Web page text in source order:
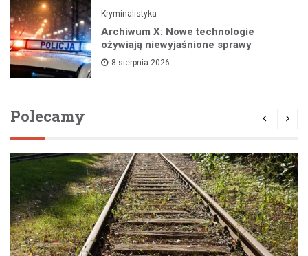
Kryminalistyka
Archiwum X: Nowe technologie
ożywiają niewyjaśnione sprawy
8 sierpnia 2026
Polecamy